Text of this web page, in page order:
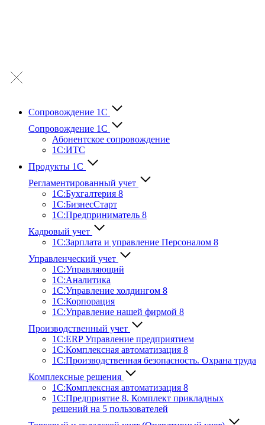
Сопровождение 1С
Сопровождение 1С
Абонентское сопровождение
1С:ИТС
Продукты 1С
Регламентированный учет
1C:Бухгалтерия 8
1С:БизнесСтарт
1C:Предприниматель 8
Кадровый учет
1С:Зарплата и управление Персона­лом 8
Управленческий учет
1С:Управляющий
1С:Аналитика
1С:Управление холдингом 8
1С:Корпорация
1С:Управление нашей фирмой 8
Производственный учет
1С:ERP Управление предприятием
1С:Комплексная автоматизация 8
1С:Производственная безопасность. Охрана труда
Комплексные решения
1С:Комплексная автоматизация 8
1С:Предприятие 8. Комплект прикладных
решений на 5 пользователей